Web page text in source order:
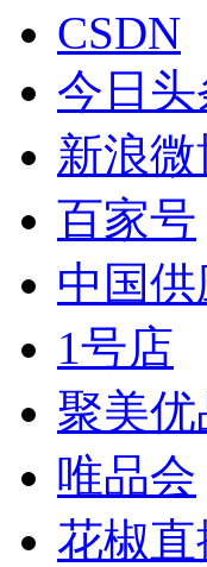
CSDN
今日头
新浪微
百家号
中国
1号店
聚美优
唯品会
花椒直